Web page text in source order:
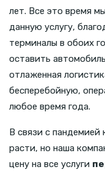
лет. Все это время
данную услугу,
терминалы в обоих
оставить
отлаженная
бесперебойную,
любое время года.
В связи с пандемией
расти, но наша
цену на все услуги